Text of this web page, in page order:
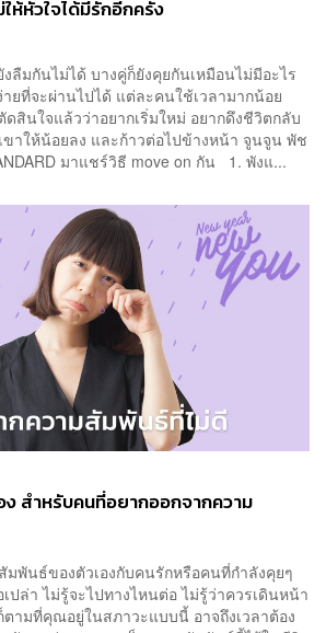
ห้หัวใจได้มีรักอีกครั้ง
ลืมกันไม่ได้ บางคู่ก็ยังคุยกันเหมือนไม่มีอะไร
ายที่จะผ่านไปได้ แต่ละคนใช้เวลามากน้อย
นใจแล้วว่าอยากเริ่มใหม่ อยากดึงชีวิตกลับ
ขาให้น้อยลง และก้าวต่อไปข้างหน้า จูนจูน พัช
มาแชร์วิธี move on กัน 1. พังแ...
ง สำหรับคนที่อยากออกจากความ
มพันธ์ของตัวเองกับคนรักหรือคนที่กำลังคุยๆ
ปล่า ไม่รู้จะไปทางไหนต่อ ไม่รู้ว่าควรเดินหน้า
ตามที่คุณอยู่ในสภาวะแบบนี้ อาจถึงเวลาต้อง